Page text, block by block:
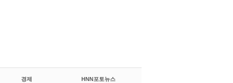
경제 HNN포토뉴스